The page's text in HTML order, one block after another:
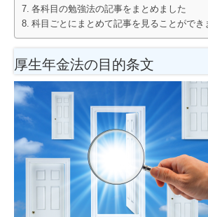
各科目の勉強法の記事をまとめました
科目ごとにまとめて記事を見ることができ
厚生年金法の目的条文